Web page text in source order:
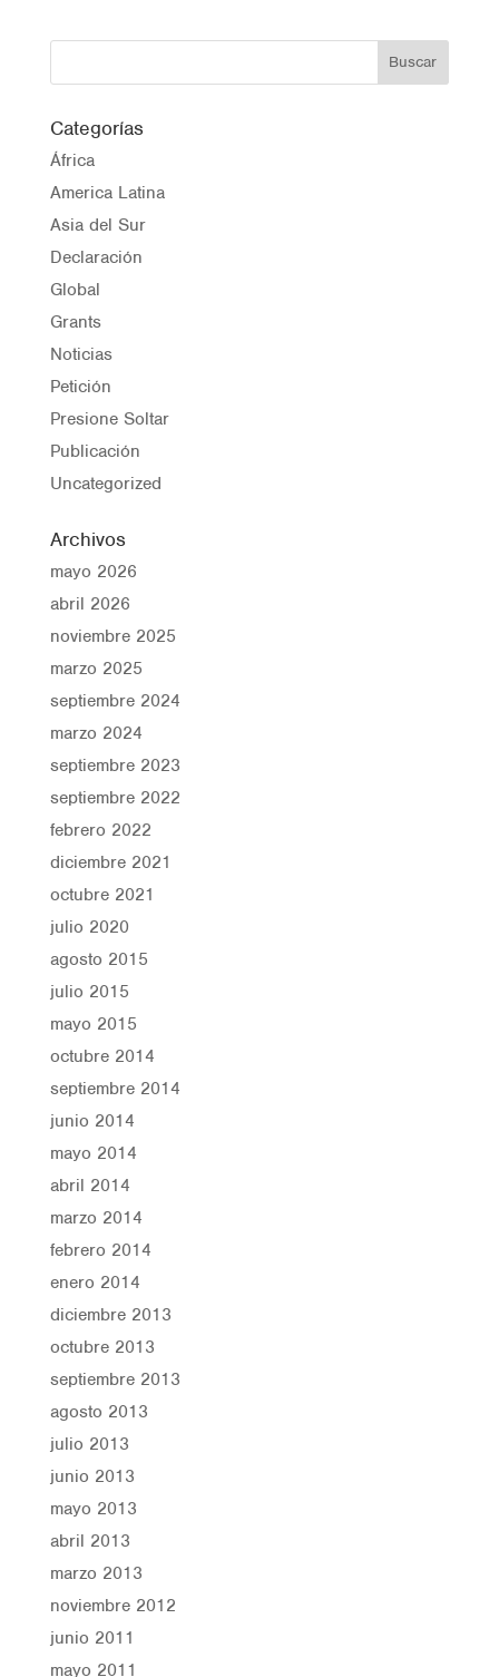
Categorías
África
America Latina
Asia del Sur
Declaración
Global
Grants
Noticias
Petición
Presione Soltar
Publicación
Uncategorized
Archivos
mayo 2026
abril 2026
noviembre 2025
marzo 2025
septiembre 2024
marzo 2024
septiembre 2023
septiembre 2022
febrero 2022
diciembre 2021
octubre 2021
julio 2020
agosto 2015
julio 2015
mayo 2015
octubre 2014
septiembre 2014
junio 2014
mayo 2014
abril 2014
marzo 2014
febrero 2014
enero 2014
diciembre 2013
octubre 2013
septiembre 2013
agosto 2013
julio 2013
junio 2013
mayo 2013
abril 2013
marzo 2013
noviembre 2012
junio 2011
mayo 2011